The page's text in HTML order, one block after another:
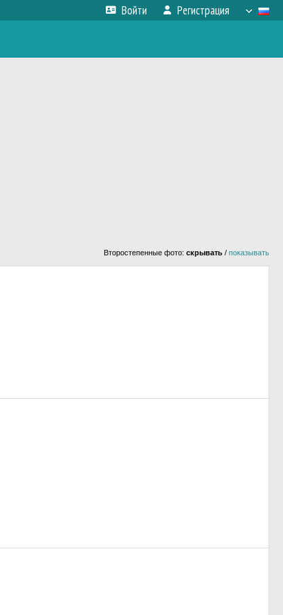
Войти Регистрация
Второстепенные фото: скрывать / показывать